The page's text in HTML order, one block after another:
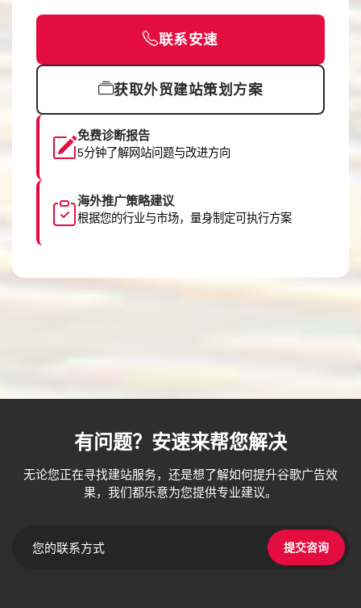
联系安速
获取外贸建站策划方案
免费诊断报告
5分钟了解网站问题与改进方向
海外推广策略建议
根据您的行业与市场，量身制定可执行方案
有问题？安速来帮您解决
无论您正在寻找建站服务，还是想了解如何提升谷歌广告效
果，我们都乐意为您提供专业建议。
提交咨询